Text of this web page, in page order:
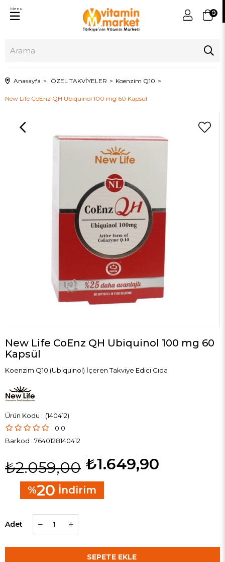
0
Menu
Anasayfa ÖZEL TAKVİYELER Koenzim Q10
New Life CoEnz QH Ubiquinol 100 mg 60 Kapsül
New Life CoEnz QH Ubiquinol 100 mg 60
Kapsül
Koenzim Q10 (Ubiquinol) İçeren Takviye Edici Gıda
(140412)
0.0
Barkod : 7640128140412
₺2.059,00 ₺1.649,90
%20 İndirim
Adet